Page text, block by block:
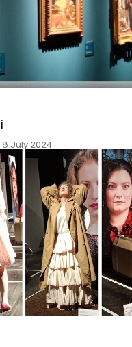
8 July 2024